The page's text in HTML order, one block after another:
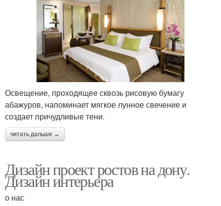
Освещение, проходящее сквозь рисовую бумагу
абажуров, напоминает мягкое лунное свечение и
создает причудливые тени.
читать дальше →
Дизайн проект ростов на дону.
Дизайн интерьера
о нас